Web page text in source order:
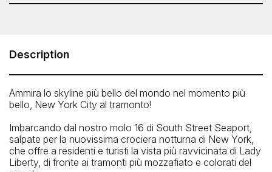
verificare la disponibilità al momento della prenotazione.
NY 10038
Telefono: 212-563-3200
Description
Ammira lo skyline più bello del mondo nel momento più
bello, New York City al tramonto!
Imbarcando dal nostro molo 16 di South Street Seaport,
salpate per la nuovissima crociera notturna di New York,
che offre a residenti e turisti la vista più ravvicinata di Lady
Liberty, di fronte ai tramonti più mozzafiato e colorati del